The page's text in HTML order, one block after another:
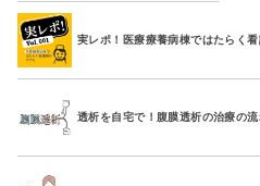
実レポ！医療療養病棟ではたらく
透析を自宅で！腹膜透析の治療の